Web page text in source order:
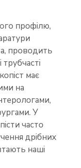
профілю,
проводить
має
на
У
часто
дрібних
наші